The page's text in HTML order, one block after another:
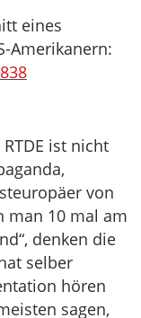
eines
Amerikanern:
ist nicht
von
man 10 mal am
denken die
selber
hören
sagen,